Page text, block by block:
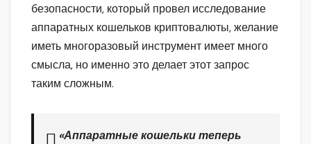
безопасности, который провел исследование
аппаратных кошельков криптовалюты, желание
иметь многоразовый инструмент имеет много
смысла, но именно это делает этот запрос
таким сложным.
«Аппаратные кошельки теперь